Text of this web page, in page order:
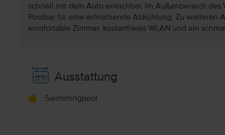
schnell mit dem Auto erreichbar. Im Außenbereich
Poolbar für eine erfrischende Abkühlung. Zu weiteren
komfortable Zimmer, kostenfreies WLAN und ein
Ausstattung
Swimmingpool